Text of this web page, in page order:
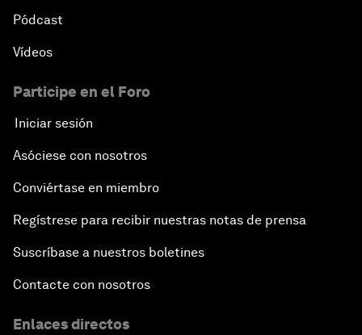
Pódcast
Vídeos
Participe en el Foro
Iniciar sesión
Asóciese con nosotros
Conviértase en miembro
Regístrese para recibir nuestras notas de prensa
Suscríbase a nuestros boletines
Contacte con nosotros
Enlaces directos